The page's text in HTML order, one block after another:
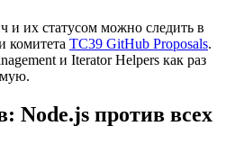
и их статусом можно следить в
комитета TC39 GitHub Proposals.
и Iterator Helpers как раз
Node.js против всех